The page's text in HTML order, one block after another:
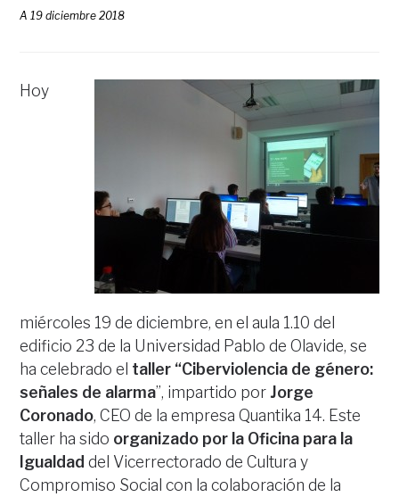
A19 diciembre 2018
Hoy
miércoles 19 de diciembre, en el aula 1.10 del
edificio 23 de la Universidad Pablo de Olavide, se
ha celebrado el taller “Ciberviolencia de género:
señales de alarma”, impartido por Jorge
Coronado, CEO de la empresa Quantika 14. Este
taller ha sido organizado por la Oficina para la
Igualdad del Vicerrectorado de Cultura y
Compromiso Social con la colaboración de la